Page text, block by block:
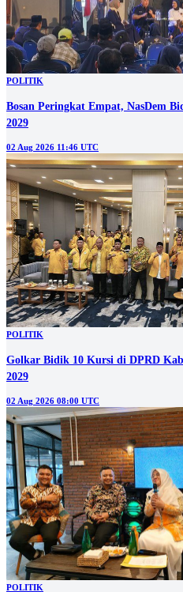
POLITIK
Bosan Peringkat Empat, NasDem
2029
02 Aug 2026 11:46 UTC
POLITIK
Golkar Bidik 10 Kursi di DPRD
2029
02 Aug 2026 08:00 UTC
POLITIK